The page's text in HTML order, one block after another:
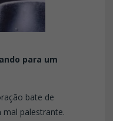
para um
bate de
palestrante.